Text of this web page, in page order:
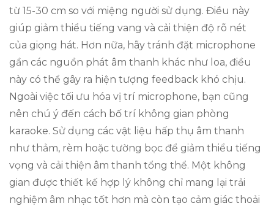
từ 15-30 cm so với miệng người sử dụng. Điều này
giúp giảm thiểu tiếng vang và cải thiện độ rõ nét
của giọng hát. Hơn nữa, hãy tránh đặt microphone
gần các nguồn phát âm thanh khác như loa, điều
này có thể gây ra hiện tượng feedback khó chịu.
Ngoài việc tối ưu hóa vị trí microphone, bạn cũng
nên chú ý đến cách bố trí không gian phòng
karaoke. Sử dụng các vật liệu hấp thụ âm thanh
như thảm, rèm hoặc tường bọc để giảm thiểu tiếng
vọng và cải thiện âm thanh tổng thể. Một không
gian được thiết kế hợp lý không chỉ mang lại trải
nghiệm âm nhạc tốt hơn mà còn tạo cảm giác thoải